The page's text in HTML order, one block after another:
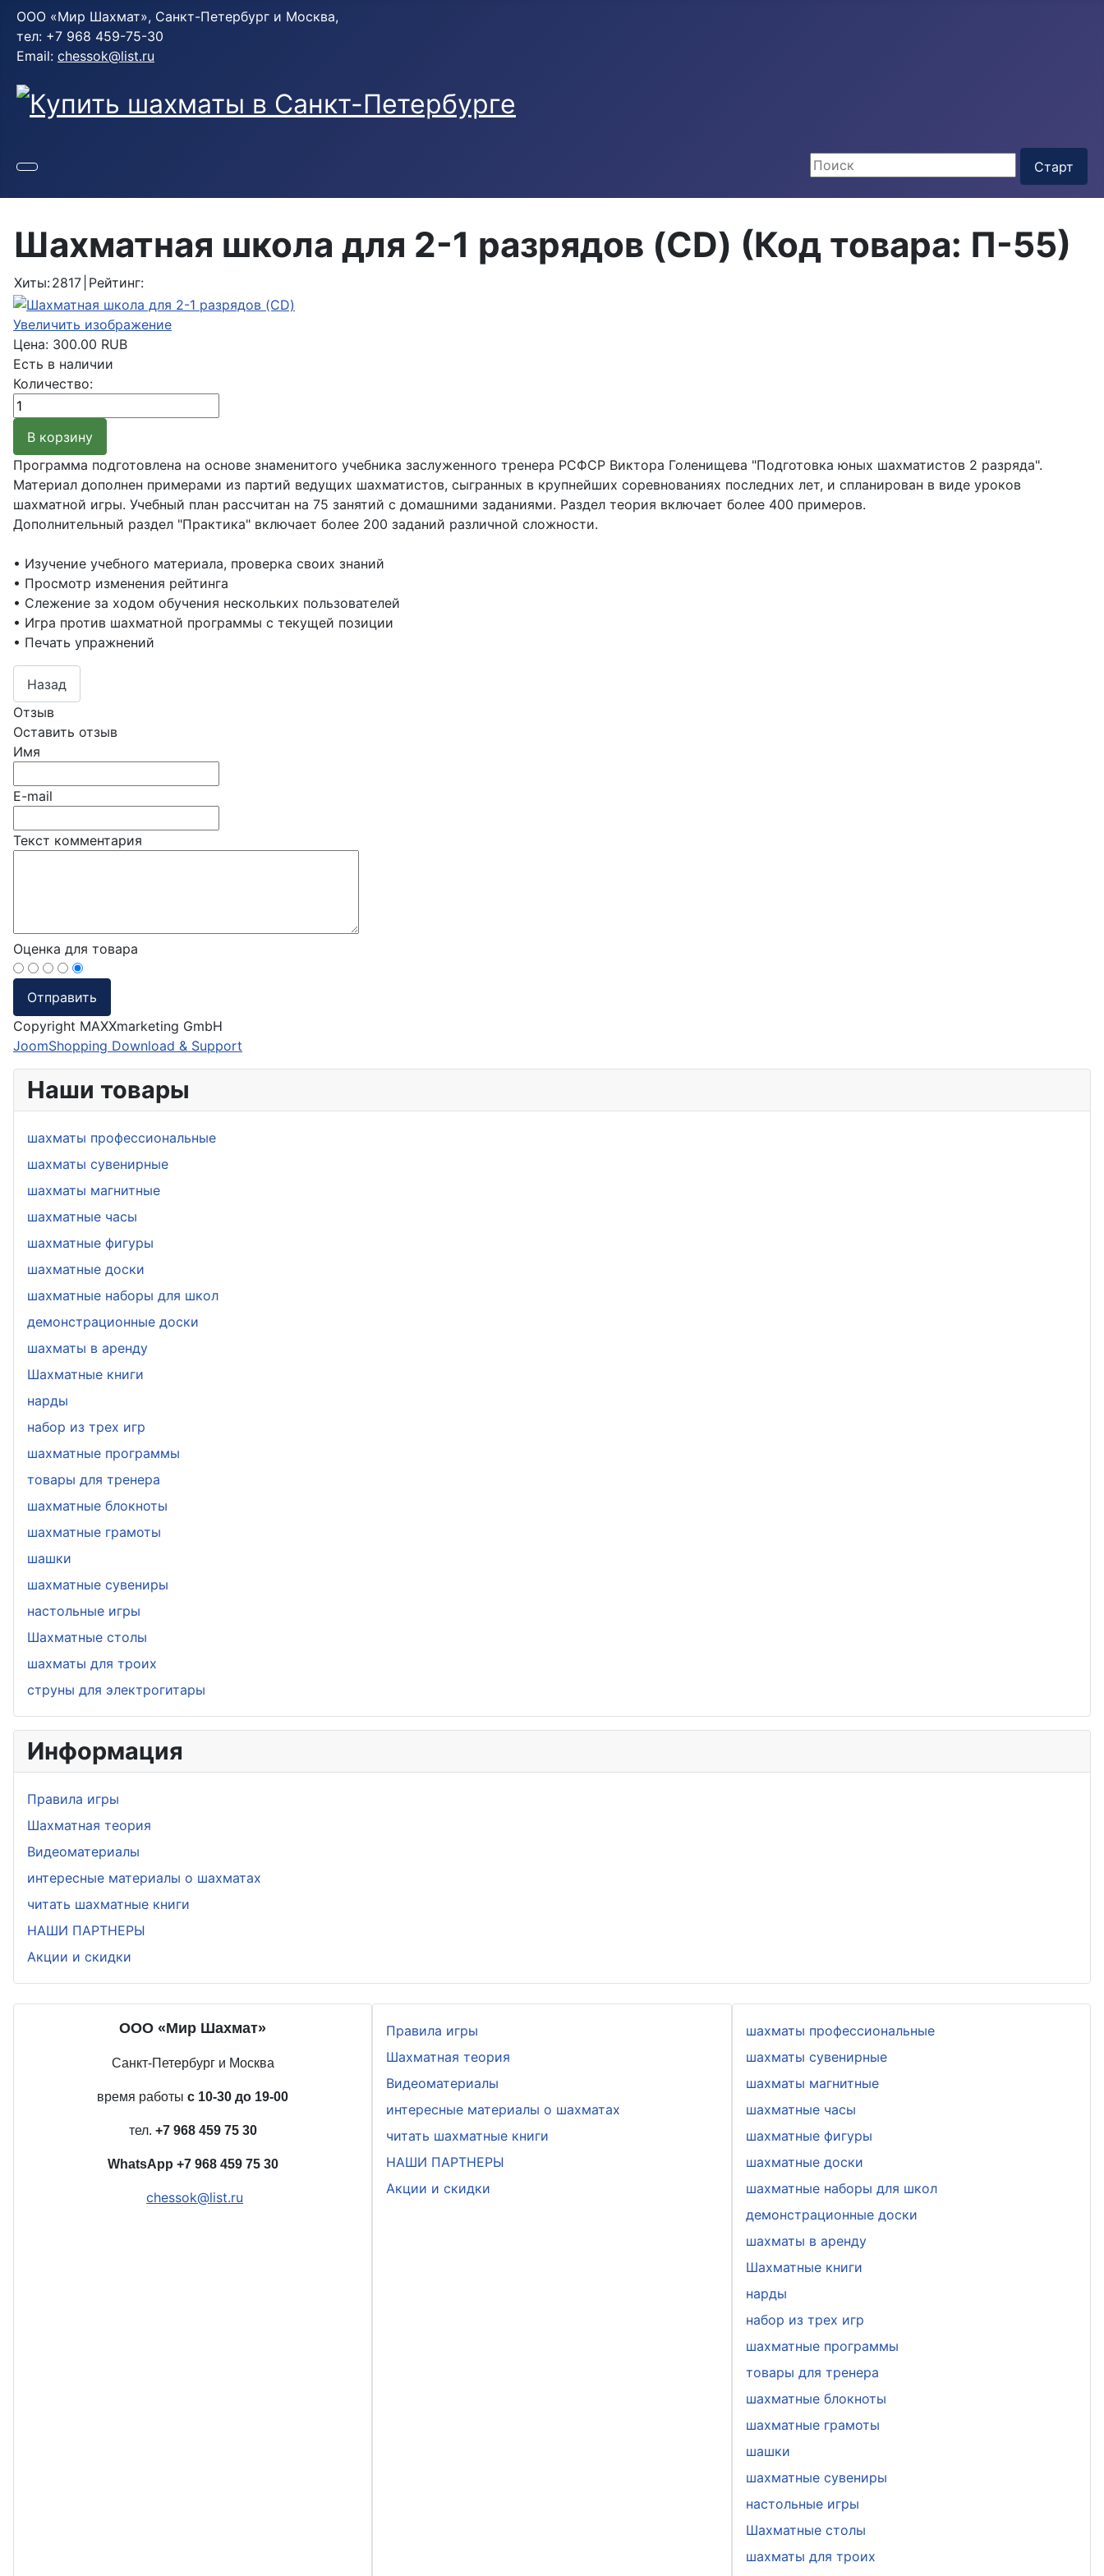
ООО «Мир Шахмат», Санкт-Петербург и Москва,
тел: +7 968 459-75-30
Email: chessok@list.ru
Наши товары
шахматы профессиональные
шахматы сувенирные
шахматы магнитные
шахматные часы
шахматные фигуры
шахматные доски
шахматные наборы для школ
демонстрационные доски
шахматы в аренду
Шахматные книги
нарды
набор из трех игр
шахматные программы
товары для тренера
шахматные блокноты
шахматные грамоты
шашки
шахматные сувениры
настольные игры
Шахматные столы
шахматы для троих
струны для электрогитары
Информация
Правила игры
Шахматная теория
Видеоматериалы
интересные материалы о шахматах
читать шахматные книги
НАШИ ПАРТНЕРЫ
Акции и скидки
Шахматная школа для 2-1 разрядов (CD) (Код товара: П-55)
Хиты:2817 Рейтинг:
Увеличить изображение
Цена: 300.00 RUB
Есть в наличии
Количество:
Программа подготовлена на основе знаменитого учебника заслуженного тренера РСФСР Виктора Голенищева "Подготовка юных шахматистов 2 разряда".
Материал дополнен примерами из партий ведущих шахматистов, сыгранных в крупнейших соревнованиях последних лет, и спланирован в виде уроков
шахматной игры. Учебный план рассчитан на 75 занятий с домашними заданиями. Раздел теория включает более 400 примеров.
Дополнительный раздел "Практика" включает более 200 заданий различной сложности.
• Изучение учебного материала, проверка своих знаний
• Просмотр изменения рейтинга
• Слежение за ходом обучения нескольких пользователей
• Игра против шахматной программы с текущей позиции
• Печать упражнений
Отзыв
Оставить отзыв
Имя
E-mail
Текст комментария
Оценка для товара
Copyright MAXXmarketing GmbH
JoomShopping Download & Support
ООО «Мир Шахмат»
Санкт-Петербург и Москва
время работыс 10-30 до 19-00
тел. +7 968 459 75 30
WhatsApp +7 968 459 75 30
chessok@list.ru
Правила игры
Шахматная теория
Видеоматериалы
интересные материалы о шахматах
читать шахматные книги
НАШИ ПАРТНЕРЫ
Акции и скидки
шахматы профессиональные
шахматы сувенирные
шахматы магнитные
шахматные часы
шахматные фигуры
шахматные доски
шахматные наборы для школ
демонстрационные доски
шахматы в аренду
Шахматные книги
нарды
набор из трех игр
шахматные программы
товары для тренера
шахматные блокноты
шахматные грамоты
шашки
шахматные сувениры
настольные игры
Шахматные столы
шахматы для троих